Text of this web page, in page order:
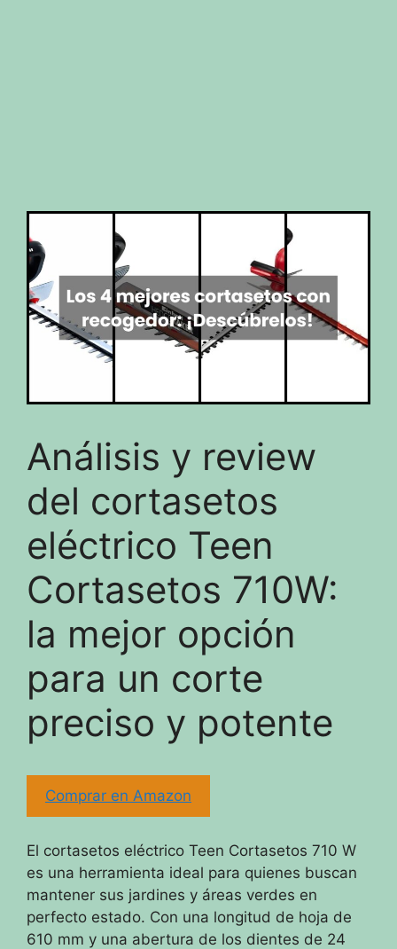
Análisis y review
del cortasetos
eléctrico Teen
Cortasetos 710W:
la mejor opción
para un corte
preciso y potente
Comprar en Amazon
El cortasetos eléctrico Teen Cortasetos 710 W
es una herramienta ideal para quienes buscan
mantener sus jardines y áreas verdes en
perfecto estado. Con una longitud de hoja de
610 mm y una abertura de los dientes de 24